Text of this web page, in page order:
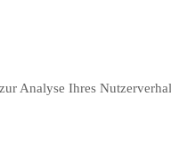
Analyse Ihres